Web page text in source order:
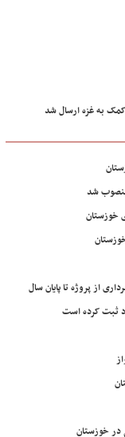
به غزه ارسال شد
منصوب شد
خوزستان
از پروژه تا پایان سال
ثبت کرده است
در خوزستان